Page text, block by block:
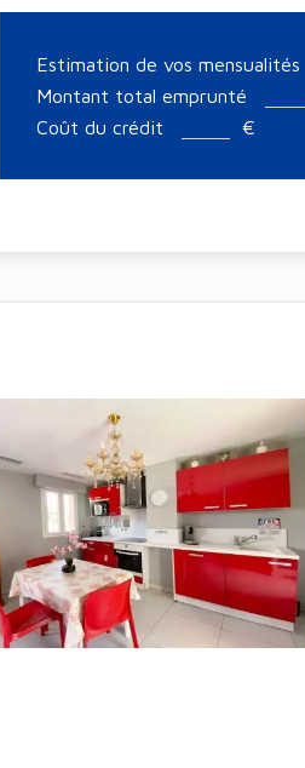
Estimation de vos mensualités
Montant total emprunté
Coût du crédit
€